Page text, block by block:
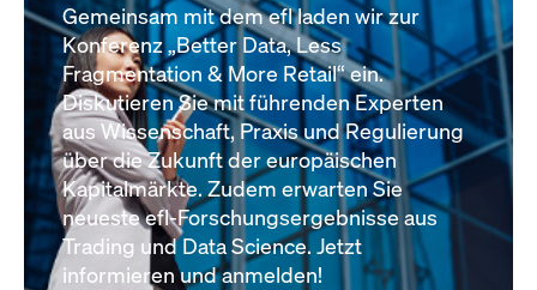
Gemeinsam mit dem efl laden wir zur
Konferenz „Better Data, Less
Fragmentation & More Retail“ ein.
Diskutieren Sie mit führenden Experten
aus Wissenschaft, Praxis und Regulierung
über die Zukunft der europäischen
Kapitalmärkte. Zudem erwarten Sie
neueste efl-Forschungsergebnisse aus
Trading und Data Science. Jetzt
informieren und anmelden!